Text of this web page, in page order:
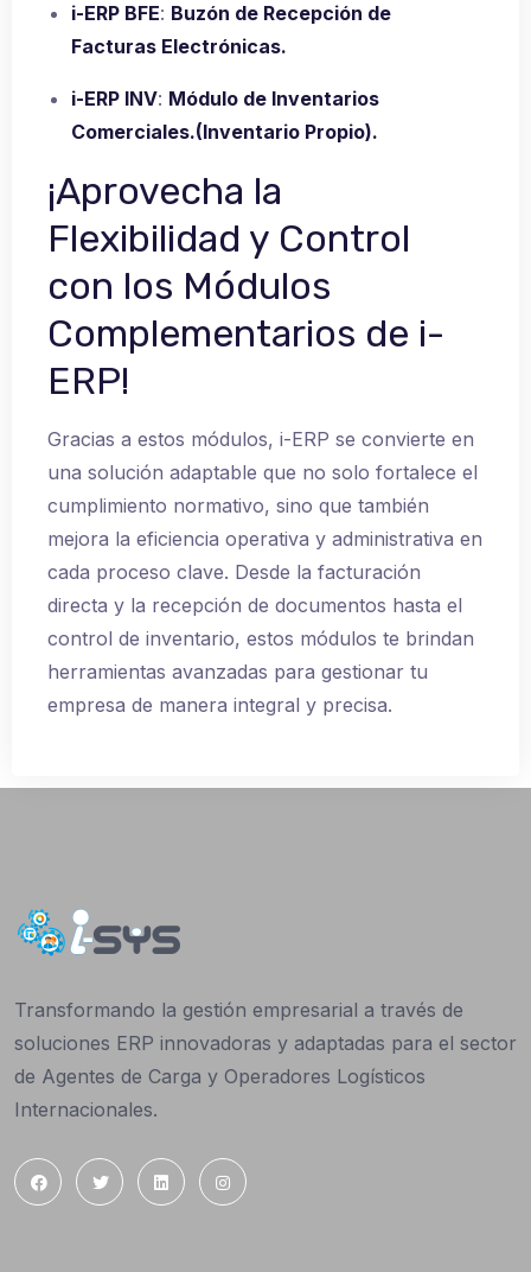
i-ERP BFE: Buzón de Recepción de
Facturas Electrónicas.
i-ERP INV: Módulo de Inventarios
Comerciales.(Inventario Propio).
¡Aprovecha la
Flexibilidad y Control
con los Módulos
Complementarios de i-
ERP!
Gracias a estos módulos, i-ERP se convierte en
una solución adaptable que no solo fortalece el
cumplimiento normativo, sino que también
mejora la eficiencia operativa y administrativa en
cada proceso clave. Desde la facturación
directa y la recepción de documentos hasta el
control de inventario, estos módulos te brindan
herramientas avanzadas para gestionar tu
empresa de manera integral y precisa.
Transformando la gestión empresarial a través de
soluciones ERP innovadoras y adaptadas para el sector
de Agentes de Carga y Operadores Logísticos
Internacionales.